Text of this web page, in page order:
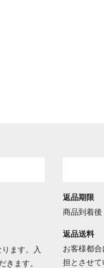
ます。入
ます。
返品期限
商品到着後
返品送料
お客様都
担とさせ